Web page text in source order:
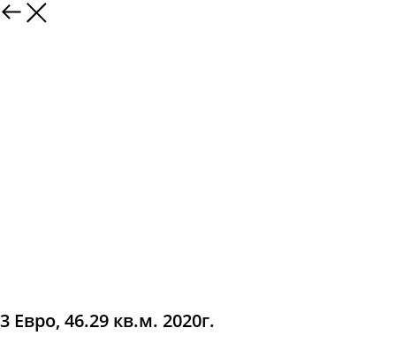
3 Евро, 46.29 кв.м. 2020г.